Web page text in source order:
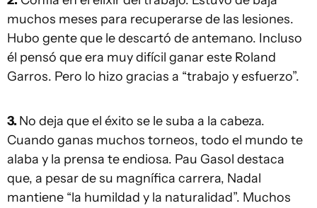
muchos meses para recuperarse de las lesiones.
Hubo gente que le descartó de antemano. Incluso
él pensó que era muy difícil ganar este Roland
Garros. Pero lo hizo gracias a “trabajo y esfuerzo”.
3. No deja que el éxito se le suba a la cabeza.
Cuando ganas muchos torneos, todo el mundo te
alaba y la prensa te endiosa. Pau Gasol destaca
que, a pesar de su magnífica carrera, Nadal
mantiene “la humildad y la naturalidad”. Muchos